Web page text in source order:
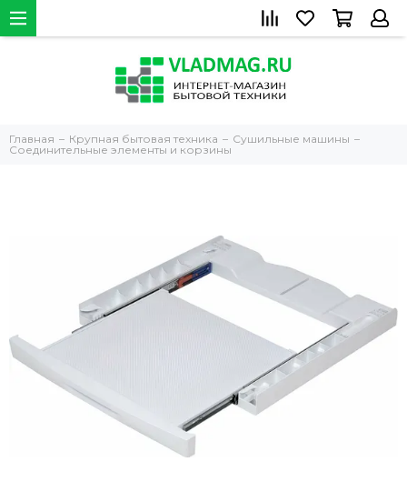
Главная Крупная бытовая техника
Сушильные машины
Соединительные элементы и корзины